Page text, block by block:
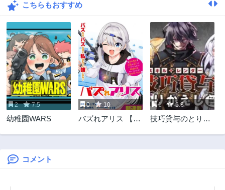
第47話
第45話
4週間前
第44話
4週間前
第43話
4週間前
第42話
4週間前
第41話
4週間前
第40話
4週間前
第39話
4週間前
第38話
4週間前
第37話 第36話
第35話
こちらもおすすめ
2 7.5
幼稚園WARS
0 10
バズれアリス 【追
ャ)が力になるので
1 5.8
技巧貸与のとりか
～
コメント